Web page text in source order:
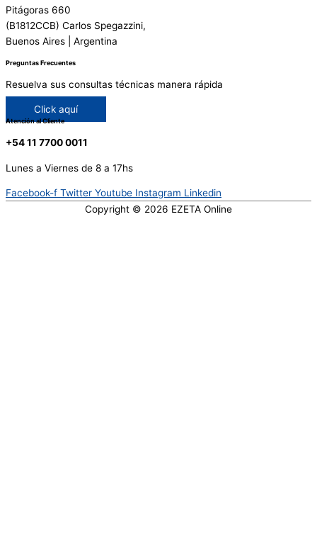
Pitágoras 660
(B1812CCB) Carlos Spegazzini,
Buenos Aires | Argentina
Preguntas Frecuentes
Resuelva sus consultas técnicas manera rápida
Click aquí
Atención al Cliente
+54 11 7700 0011
Lunes a Viernes de 8 a 17hs
Facebook-f Twitter Youtube Instagram Linkedin
Copyright © 2026 EZETA Online